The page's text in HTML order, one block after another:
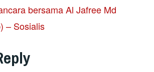
bersama Al Jafree Md
– Sosialis